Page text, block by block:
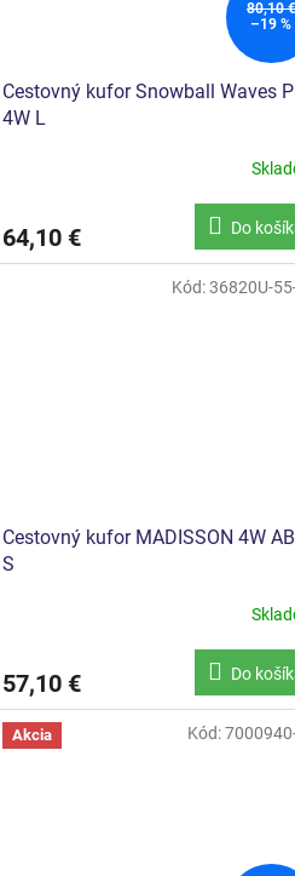
80,10 €
–19 %
Cestovný kufor Snowball Waves
4W L
64,10 € Do
Cestovný kufor MADISSON 4W
S
57,10 € Do
Kód:36820U-
Akcia Kód: